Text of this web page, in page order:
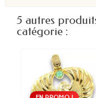
5 autres
catégorie :